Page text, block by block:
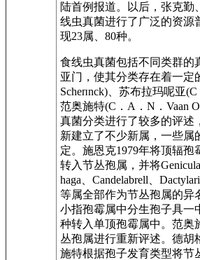
陆首例报道。以后，张克勤
线虫真菌进行了广泛的资源
现23属、80种。
食线虫真菌包括不同类群的
亚门，使其分类存在着一定
Scheпnck)、苏布拉玛呢亚(C
范奥施特(C．A．N．Vaan
真菌分类进行了较多的评述
新建立了不少新属，一些属
定。施恩克1979年将顶辐孢
转入节丛孢属，并将
haga、Candelabrell、
等属全部作为节丛孢属的异
小指孢霉属中分生孢子具一
种转入单顶孢霉属中。范奥
丛孢属进行重新评述。德胡
施特根据孢子发育类型将节